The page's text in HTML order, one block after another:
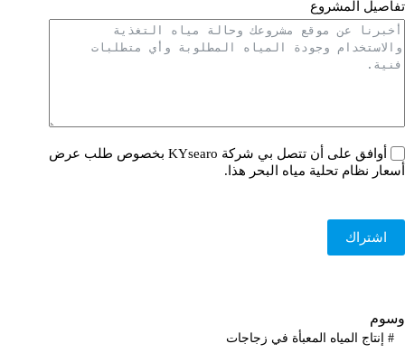
تفاصيل المشروع
أوافق على أن تتصل بي شركة KYsearo بخصوص طلب عرض
أسعار نظام تحلية مياه البحر هذا.
اشتراك
وسوم
#إنتاج المياه المعبأة في زجاجات